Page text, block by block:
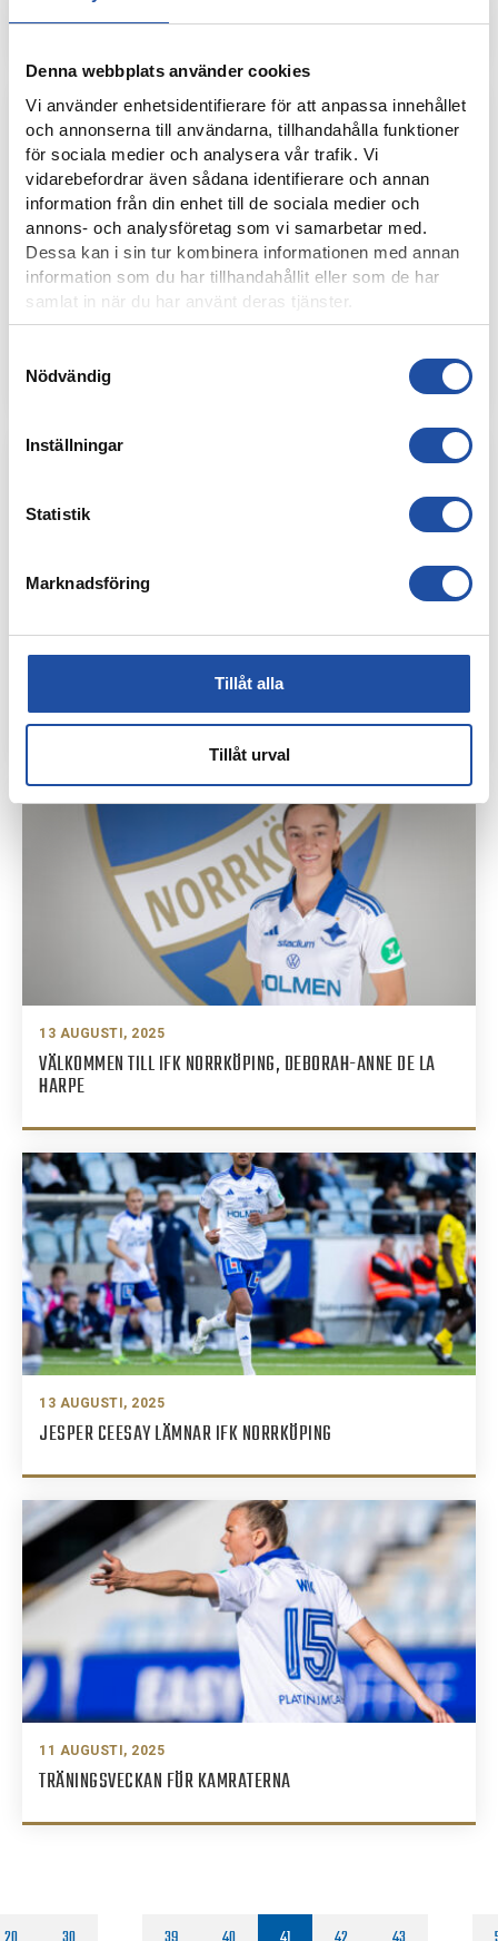
Denna webbplats använder cookies
Vi använder enhetsidentifierare för att anpassa innehållet
och annonserna till användarna, tillhandahålla funktioner
för sociala medier och analysera vår trafik. Vi
vidarebefordrar även sådana identifierare och annan
information från din enhet till de sociala medier och
annons- och analysföretag som vi samarbetar med.
Dessa kan i sin tur kombinera informationen med annan
information som du har tillhandahållit eller som de har
samlat in när du har använt deras tjänster.
Nödvändig
Inställningar
Statistik
Marknadsföring
Tillåt alla
Tillåt urval
PUBLIKINFO: ÖSTGÖTADERBYT
PUBLIKINFORMATION: IFK NORRKÖPING-IF ELFSBORG
IFK PÅ PLATS PÅ AUGUSTIFESTEN
13 AUGUSTI, 2025
VÄLKOMMEN TILL IFK NORRKÖPING, DEBORAH-ANNE DE LA
HARPE
13 AUGUSTI, 2025
JESPER CEESAY LÄMNAR IFK NORRKÖPING
11 AUGUSTI, 2025
TRÄNINGSVECKAN FÖR KAMRATERNA